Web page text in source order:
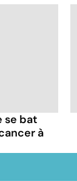
se bat
à